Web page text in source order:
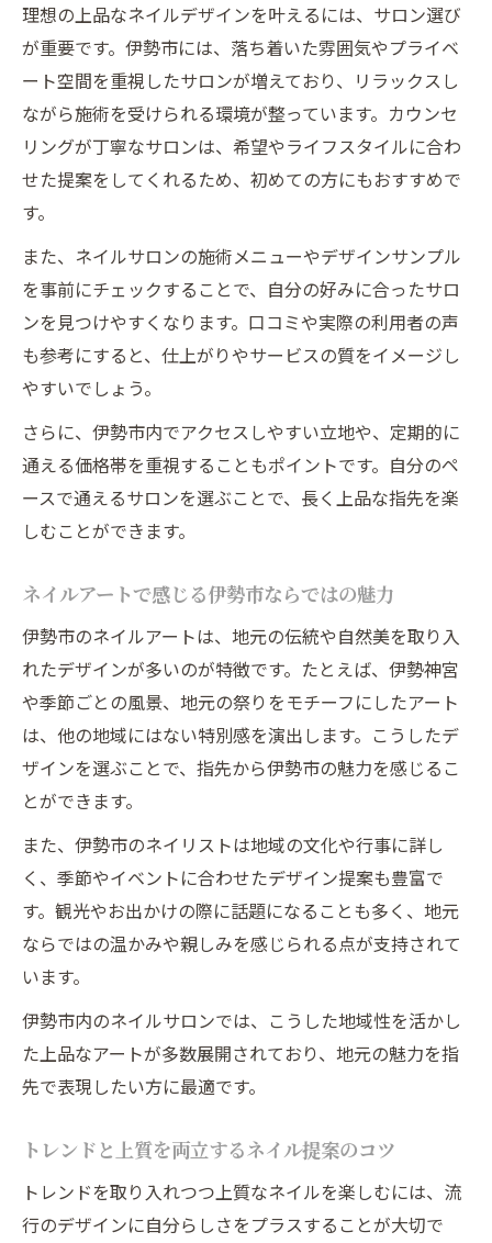
仕事帰りにも癒やしのネイルアートを満喫
仕事帰りに癒やされるネイルサロン活用術
遅い時間でも通えるネイルサロンの魅力
癒やし空間が魅力の伊勢市ネイルサロン
おしゃれとリラックスを両立する時間活用
ル
トレンド感とケアを両立する選択とは
流行とケアを両立するネイルアート選び
ネイルのトレンドを意識したデザイン術
美しさと健康を守るネイルケアの最新情報
ダメージレス施術で楽しむ旬のネイル体験
トレンドネイルの選択肢とケアの重要性
理想の上品なネイルデザインを叶えるには、サロン選び
が重要です。伊勢市には、落ち着いた雰囲気やプライベ
ート空間を重視したサロンが増えており、リラックスし
ながら施術を受けられる環境が整っています。カウンセ
リングが丁寧なサロンは、希望やライフスタイルに合わ
せた提案をしてくれるため、初めての方にもおすすめで
す。
また、ネイルサロンの施術メニューやデザインサンプル
を事前にチェックすることで、自分の好みに合ったサロ
ンを見つけやすくなります。口コミや実際の利用者の声
も参考にすると、仕上がりやサービスの質をイメージし
やすいでしょう。
さらに、伊勢市内でアクセスしやすい立地や、定期的に
通える価格帯を重視することもポイントです。自分のペ
ースで通えるサロンを選ぶことで、長く上品な指先を楽
しむことができます。
ネイルアートで感じる伊勢市ならではの魅力
伊勢市のネイルアートは、地元の伝統や自然美を取り入
れたデザインが多いのが特徴です。たとえば、伊勢神宮
や季節ごとの風景、地元の祭りをモチーフにしたアート
は、他の地域にはない特別感を演出します。こうしたデ
ザインを選ぶことで、指先から伊勢市の魅力を感じるこ
とができます。
また、伊勢市のネイリストは地域の文化や行事に詳し
く、季節やイベントに合わせたデザイン提案も豊富で
す。観光やお出かけの際に話題になることも多く、地元
ならではの温かみや親しみを感じられる点が支持されて
います。
伊勢市内のネイルサロンでは、こうした地域性を活かし
た上品なアートが多数展開されており、地元の魅力を指
先で表現したい方に最適です。
トレンドと上質を両立するネイル提案のコツ
トレンドを取り入れつつ上質なネイルを楽しむには、流
行のデザインに自分らしさをプラスすることが大切で